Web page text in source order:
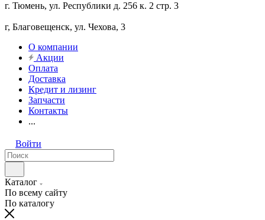
г. Тюмень, ул. Республики д. 256 к. 2 стр. 3
г, Благовещенск, ул. Чехова, 3
О компании
Акции
Оплата
Доставка
Кредит и лизинг
Запчасти
Контакты
...
Войти
Каталог
По всему сайту
По каталогу